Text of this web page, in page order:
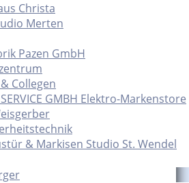
Christa
Merten
Pazen GmbH
Collegen
SERVICE GMBH Elektro-Markenstore
& Markisen Studio St. Wendel